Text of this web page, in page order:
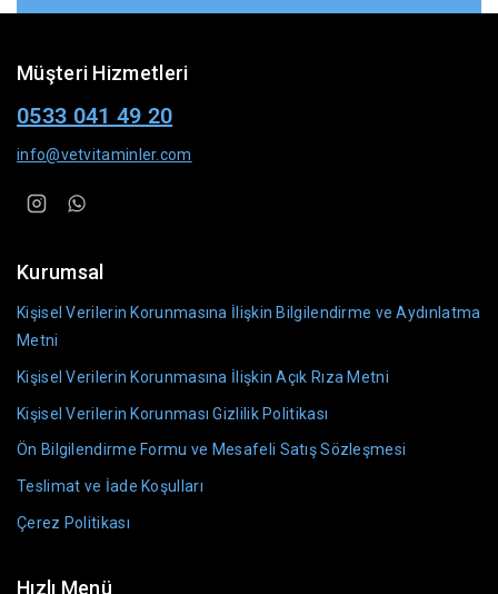
Müşteri Hizmetleri
0533 041 49 20
info@vetvitaminler.com
Kurumsal
Kişisel Verilerin Korunmasına İlişkin Bilgilendirme ve Aydınlatma
Metni
Kişisel Verilerin Korunmasına İlişkin Açık Rıza Metni
Kişisel Verilerin Korunması Gizlilik Politikası
Ön Bilgilendirme Formu ve Mesafeli Satış Sözleşmesi
Teslimat ve İade Koşulları
Çerez Politikası
Hızlı Menü